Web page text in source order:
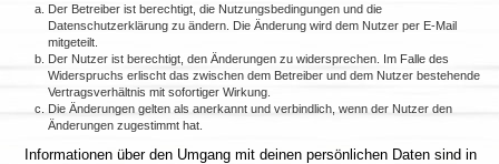
Der Betreiber ist berechtigt, die Nutzungsbedingungen und die
Datenschutzerklärung zu ändern. Die Änderung wird dem Nutzer per E-Mail
mitgeteilt.
Der Nutzer ist berechtigt, den Änderungen zu widersprechen. Im Falle des
Widerspruchs erlischt das zwischen dem Betreiber und dem Nutzer bestehende
Vertragsverhältnis mit sofortiger Wirkung.
Die Änderungen gelten als anerkannt und verbindlich, wenn der Nutzer den
Änderungen zugestimmt hat.
Informationen über den Umgang mit deinen persönlichen Daten sind in